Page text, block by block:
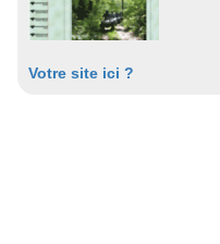
Votre site ici ?